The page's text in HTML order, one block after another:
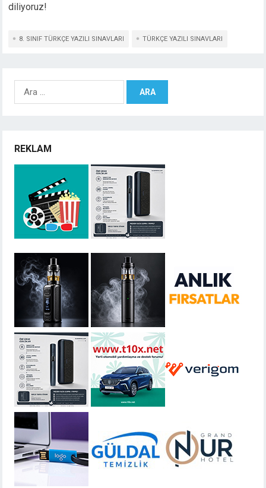
diliyoruz!
8. SINIF TÜRKÇE YAZILI SINAVLARI TÜRKÇE YAZILI SINAVLARI
Arama:
REKLAM